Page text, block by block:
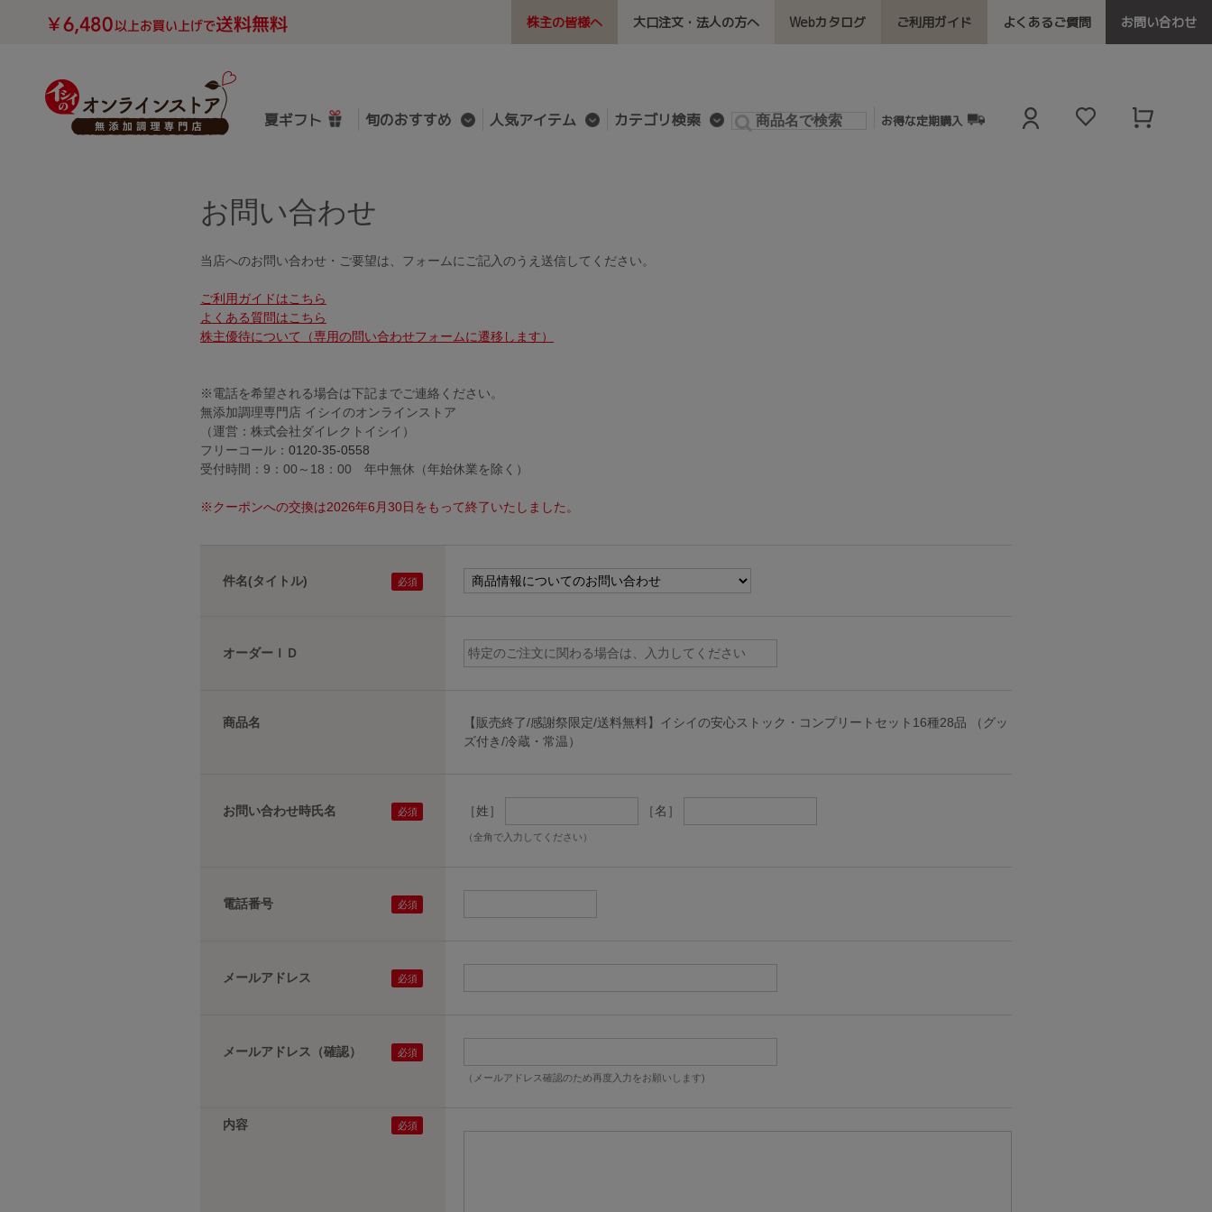
株主の皆様へ 大口注文・法人の方へ Webカタログ ご利用ガイド よくあるご質問 お問い合わせ
夏ギフト 旬のおすすめ 人気アイテム カテゴリ検索 お得な定期購入
お問い合わせ
当店へのお問い合わせ・ご要望は、フォームにご記入のうえ送信してください。
ご利用ガイドはこちら
よくある質問はこちら
株主優待について（専用の問い合わせフォームに遷移します）
※電話を希望される場合は下記までご連絡ください。
無添加調理専門店 イシイのオンラインストア
（運営：株式会社ダイレクトイシイ）
フリーコール： 0120-35-0558
受付時間：9：00～18：00 年中無休（年始休業を除く）
※クーポンへの交換は2026年6月30日をもって終了いたしました。
件名(タイトル)
オーダーＩＤ
商品名
【販売終了/感謝祭限定/送料無料】イシイの安心ストック・コンプリートセット16種28品 （グッ
ズ付き/冷蔵・常温）
お問い合わせ時氏名 ［姓］ ［名］
（全角で入力してください）
電話番号
メールアドレス
メールアドレス（確認）
（メールアドレス確認のため再度入力をお願いします)
内容